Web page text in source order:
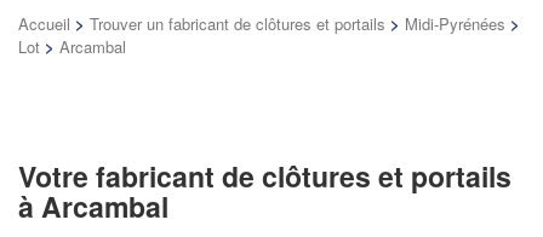
Accueil > Trouver un fabricant de clôtures et portails > Midi-Pyrénées >
Lot > Arcambal
Votre fabricant de clôtures et portails
à Arcambal